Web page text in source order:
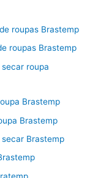
roupas Brastemp
roupas Brastemp
roupa
Brastemp
Brastemp
Brastemp